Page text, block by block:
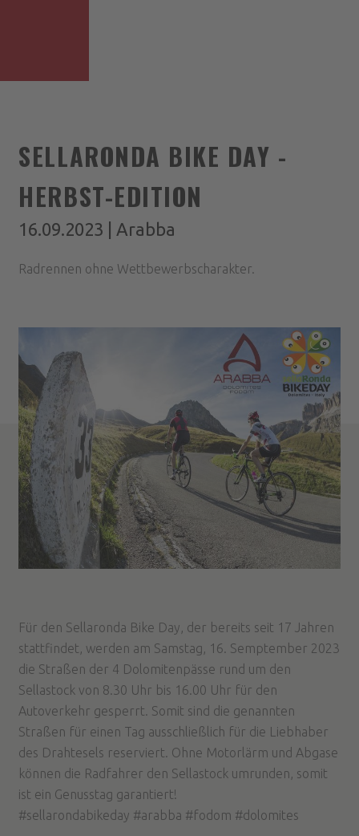
SELLARONDA BIKE DAY -
HERBST-EDITION
16.09.2023 | Arabba
Radrennen ohne Wettbewerbscharakter.
Für den Sellaronda Bike Day, der bereits seit 17 Jahren
stattfindet, werden am Samstag, 16. Semptember 2023
die Straßen der 4 Dolomitenpässe rund um den
Sellastock von 8.30 Uhr bis 16.00 Uhr für den
Autoverkehr gesperrt. Somit sind die genannten
Straßen für einen Tag ausschließlich für die Liebhaber
des Drahtesels reserviert. Ohne Motorlärm und Abgase
können die Radfahrer den Sellastock umrunden, somit
ist ein Genusstag garantiert!
#sellarondabikeday #arabba #fodom #dolomites